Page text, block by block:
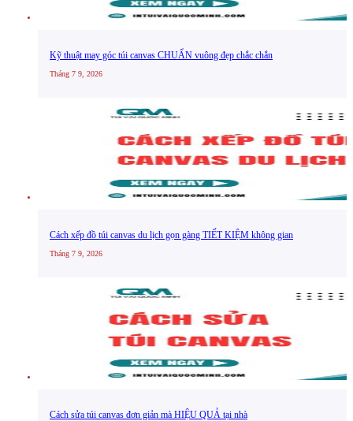
Kỹ thuật may góc túi canvas CHUẨN vuông đẹp chắc chắn
Tháng 7 9, 2026
Cách xếp đồ túi canvas du lịch gọn gàng TIẾT KIỆM không gian
Tháng 7 9, 2026
Cách sửa túi canvas đơn giản mà HIỆU QUẢ tại nhà